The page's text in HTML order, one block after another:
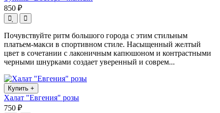
850 ₽
Почувствуйте ритм большого города с этим стильным
платьем-макси в спортивном стиле. Насыщенный желтый
цвет в сочетании с лаконичным капюшоном и контрастными
черными шнурками создает уверенный и соврем...
Купить +
Халат "Евгения" розы
750 ₽